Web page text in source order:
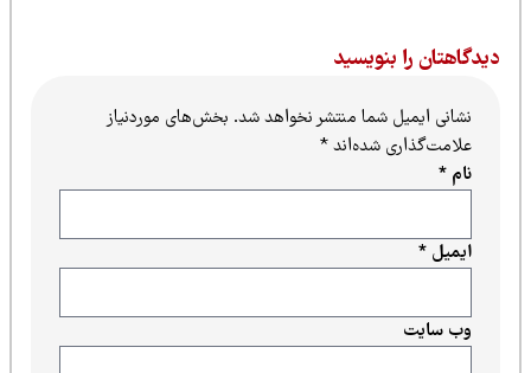
را بنویسید
نشانی ایمیل شما منتشر نخواهد شد.بخش‌های موردنیاز
علامت‌گذاری شده‌اند*
ایمیل*
وب‌ سایت